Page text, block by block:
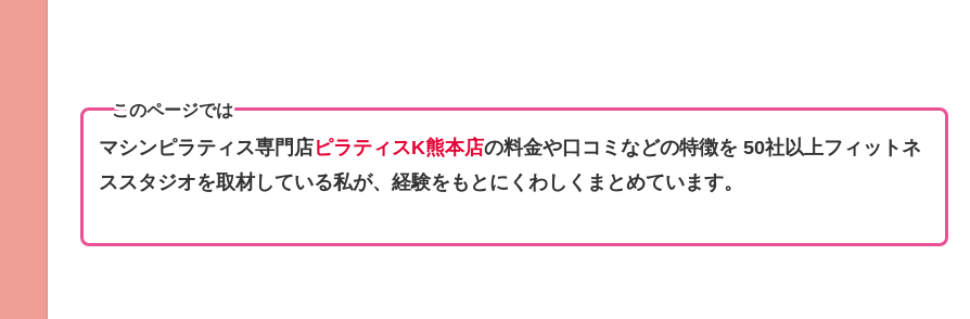
このページでは
マシンピラティス専門店ピラティスK熊本店の料金や口コミなどの特徴を 50社以上フィットネ
ススタジオを取材している私が、経験をもとにくわしくまとめています。